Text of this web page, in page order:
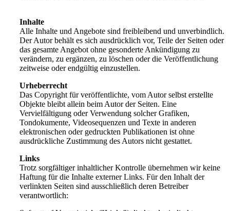
Inhalte
Alle Inhalte und Angebote sind freibleibend und unverbindlich.
Der Autor behält es sich ausdrücklich vor, Teile der Seiten oder
das gesamte Angebot ohne gesonderte Ankündigung zu
verändern, zu ergänzen, zu löschen oder die Veröffentlichung
zeitweise oder endgültig einzustellen.
Urheberrecht
Das Copyright für veröffentlichte, vom Autor selbst erstellte
Objekte bleibt allein beim Autor der Seiten. Eine
Vervielfältigung oder Verwendung solcher Grafiken,
Tondokumente, Videosequenzen und Texte in anderen
elektronischen oder gedruckten Publikationen ist ohne
ausdrückliche Zustimmung des Autors nicht gestattet.
Links
Trotz sorgfältiger inhaltlicher Kontrolle übernehmen wir keine
Haftung für die Inhalte externer Links. Für den Inhalt der
verlinkten Seiten sind ausschließlich deren Betreiber
verantwortlich: